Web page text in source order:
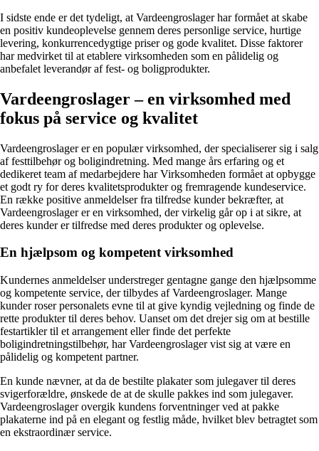
I sidste ende er det tydeligt, at Vardeengroslager har formået at skabe
en positiv kundeoplevelse gennem deres personlige service, hurtige
levering, konkurrencedygtige priser og gode kvalitet. Disse faktorer
har medvirket til at etablere virksomheden som en pålidelig og
anbefalet leverandør af fest- og boligprodukter.
Vardeengroslager – en virksomhed med
fokus på service og kvalitet
Vardeengroslager er en populær virksomhed, der specialiserer sig i salg
af festtilbehør og boligindretning. Med mange års erfaring og et
dedikeret team af medarbejdere har Virksomheden formået at opbygge
et godt ry for deres kvalitetsprodukter og fremragende kundeservice.
En række positive anmeldelser fra tilfredse kunder bekræfter, at
Vardeengroslager er en virksomhed, der virkelig går op i at sikre, at
deres kunder er tilfredse med deres produkter og oplevelse.
En hjælpsom og kompetent virksomhed
Kundernes anmeldelser understreger gentagne gange den hjælpsomme
og kompetente service, der tilbydes af Vardeengroslager. Mange
kunder roser personalets evne til at give kyndig vejledning og finde de
rette produkter til deres behov. Uanset om det drejer sig om at bestille
festartikler til et arrangement eller finde det perfekte
boligindretningstilbehør, har Vardeengroslager vist sig at være en
pålidelig og kompetent partner.
En kunde nævner, at da de bestilte plakater som julegaver til deres
svigerforældre, ønskede de at de skulle pakkes ind som julegaver.
Vardeengroslager overgik kundens forventninger ved at pakke
plakaterne ind på en elegant og festlig måde, hvilket blev betragtet som
en ekstraordinær service.